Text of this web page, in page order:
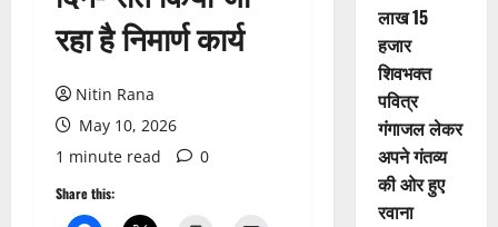
रहा है निमार्ण कार्य
Nitin Rana
May 10, 2026
1 minute read
0
Share this:
लाख 15
हजार
शिवभक्त
पवित्र
गंगाजल लेकर
अपने गंतव्य
की ओर हुए
रवाना